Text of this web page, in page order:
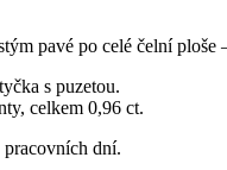
pavé po celé čelní
s puzetou.
celkem 0,96 ct.
dní.